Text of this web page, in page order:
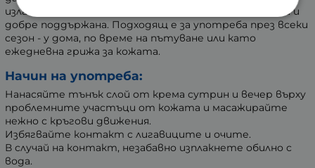
излагане на слънце, той оставя кожата мека, гладка и
добре поддържана. Подходящ е за употреба през всеки
сезон - у дома, по време на пътуване или като
ежедневна грижа за кожата.
Начин на употреба:
Нанасяйте тънък слой от крема сутрин и вечер върху
проблемните участъци от кожата и масажирайте
нежно с кръгови движения.
Избягвайте контакт с лигавиците и очите.
В случай на контакт, незабавно изплакнете обилно с
вода.